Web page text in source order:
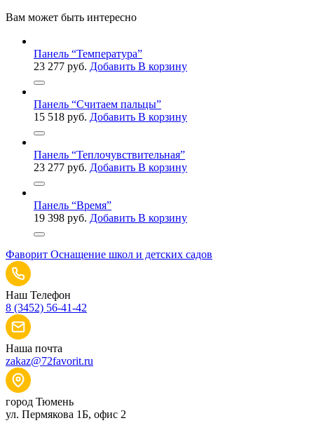
Вам может быть интересно
Панель “Температура”
23 277 руб. Добавить В корзину
Панель “Считаем пальцы”
15 518 руб. Добавить В корзину
Панель “Теплочувствительная”
23 277 руб. Добавить В корзину
Панель “Время”
19 398 руб. Добавить В корзину
Фаворит Оснащение школ и детских садов
Наш Телефон
8 (3452) 56-41-42
Наша почта
zakaz@72favorit.ru
город Тюмень
ул. Пермякова 1Б, офис 2